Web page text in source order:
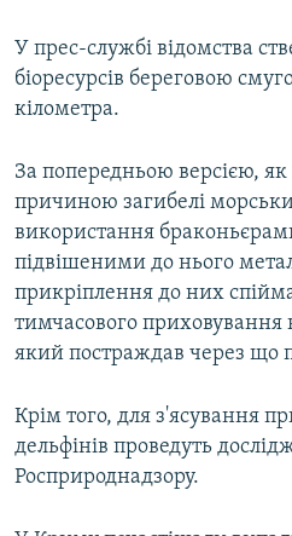
У прес-службі відомства
біоресурсів береговою
кілометра.
За попередньою версією,
причиною загибелі
використання
підвішеними до нього
прикріплення до них
тимчасового приховування
який постраждав через що
Крім того, для з'ясування
дельфінів проведуть
Росприроднадзору.